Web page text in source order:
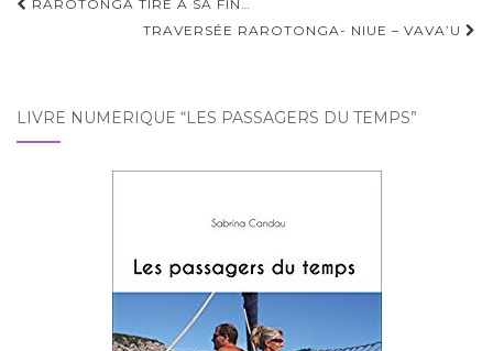
RAROTONGA TIRE À SA FIN…
TRAVERSÉE RAROTONGA- NIUE – VAVA’U
LIVRE NUMÉRIQUE “LES PASSAGERS DU TEMPS”